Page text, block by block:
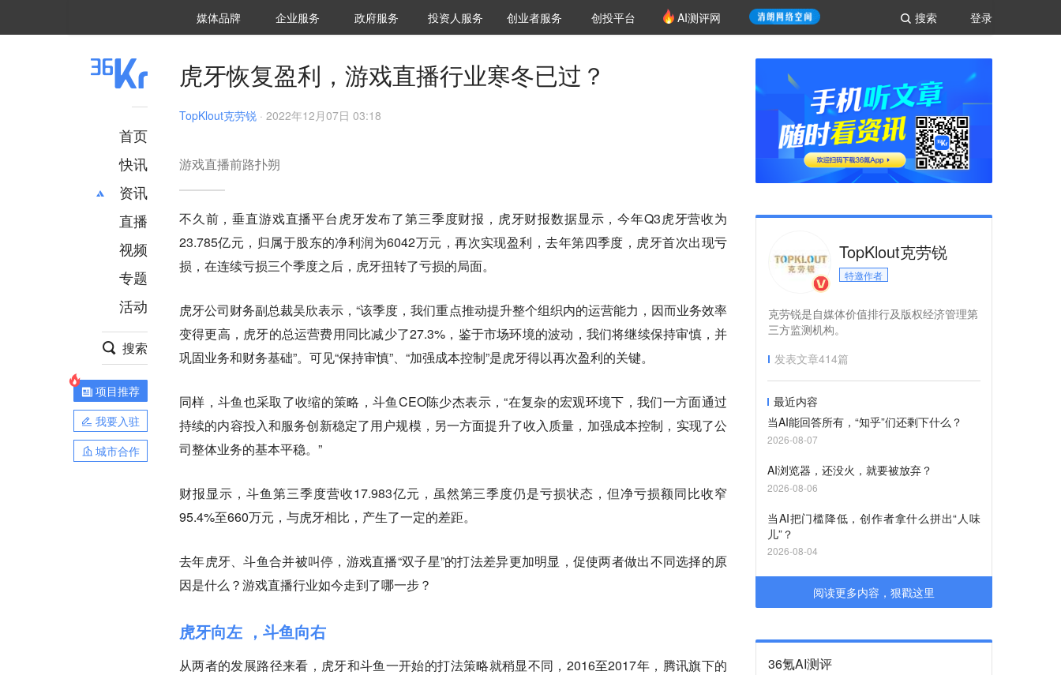
登录
搜索
媒体品牌 36Kr研究院
企业服务 城市之窗
政府服务 VClub投资机构库
投资机构职位推介
投资人服务 创投氪堂
创业者服务 创投平台 AI测评网
首页
快讯
资讯
推荐
财经
项目推荐
安徽
直播
视频
专题
活动
搜索
项目推荐
我要入驻
城市合作
虎牙恢复盈利，游戏直播行业寒冬已过？
TopKlout克劳锐 · 2022年12月07日 03:18
游戏直播前路扑朔
不久前，垂直游戏直播平台虎牙发布了第三季度财报，虎牙财报数据显示，今年Q3虎牙营收为
23.785亿元，归属于股东的净利润为6042万元，再次实现盈利，去年第四季度，虎牙首次出现亏
损，在连续亏损三个季度之后，虎牙扭转了亏损的局面。
虎牙公司财务副总裁吴欣表示，“该季度，我们重点推动提升整个组织内的运营能力，因而业务效率
变得更高，虎牙的总运营费用同比减少了27.3%，鉴于市场环境的波动，我们将继续保持审慎，并
巩固业务和财务基础”。可见“保持审慎”、“加强成本控制”是虎牙得以再次盈利的关键。
同样，斗鱼也采取了收缩的策略，斗鱼CEO陈少杰表示，“在复杂的宏观环境下，我们一方面通过
持续的内容投入和服务创新稳定了用户规模，另一方面提升了收入质量，加强成本控制，实现了公
司整体业务的基本平稳。”
财报显示，斗鱼第三季度营收17.983亿元，虽然第三季度仍是亏损状态，但净亏损额同比收窄
95.4%至660万元，与虎牙相比，产生了一定的差距。
去年虎牙、斗鱼合并被叫停，游戏直播“双子星”的打法差异更加明显，促使两者做出不同选择的原
因是什么？游戏直播行业如今走到了哪一步？
虎牙向左 ，斗鱼向右
从两者的发展路径来看，虎牙和斗鱼一开始的打法策略就稍显不同，2016至2017年，腾讯旗下的
TopKlout克劳锐
特邀作者
克劳锐是自媒体价值排行及版权经济管理第
三方监测机构。
发表文章414篇
最近内容
当AI能回答所有，“知乎”们还剩下什么？
2026-08-07
AI浏览器，还没火，就要被放弃？
2026-08-06
当AI把门槛降低，创作者拿什么拼出“人味
儿”？
2026-08-04
阅读更多内容，狠戳这里
36氪AI测评